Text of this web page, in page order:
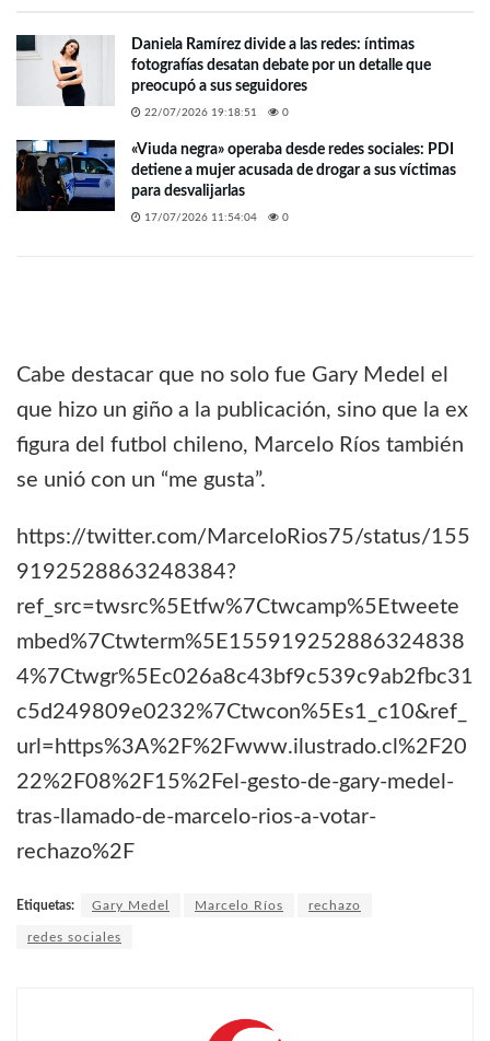
Daniela Ramírez divide a las redes: íntimas
fotografías desatan debate por un detalle que
preocupó a sus seguidores
22/07/2026 19:18:51 0
«Viuda negra» operaba desde redes sociales: PDI
detiene a mujer acusada de drogar a sus víctimas
para desvalijarlas
17/07/2026 11:54:04 0
Cabe destacar que no solo fue Gary Medel el
que hizo un giño a la publicación, sino que la ex
figura del futbol chileno, Marcelo Ríos también
se unió con un “me gusta”.
https://twitter.com/MarceloRios75/status/155
9192528863248384?
ref_src=twsrc%5Etfw%7Ctwcamp%5Etweete
mbed%7Ctwterm%5E155919252886324838
4%7Ctwgr%5Ec026a8c43bf9c539c9ab2fbc31
c5d249809e0232%7Ctwcon%5Es1_c10&ref_
url=https%3A%2F%2Fwww.ilustrado.cl%2F20
22%2F08%2F15%2Fel-gesto-de-gary-medel-
tras-llamado-de-marcelo-rios-a-votar-
rechazo%2F
Etiquetas: Gary Medel Marcelo Ríos rechazo
redes sociales